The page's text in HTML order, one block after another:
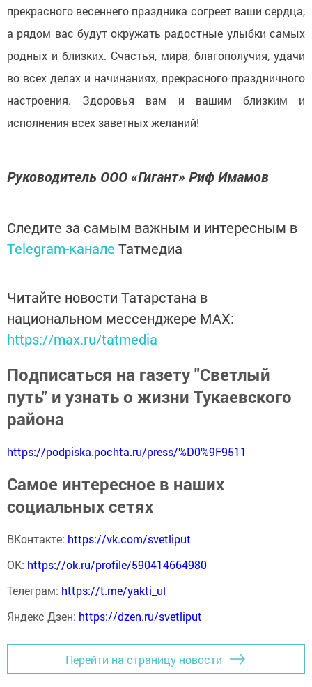
прекрасного весеннего праздника согреет ваши сердца,
а рядом вас будут окружать радостные улыбки самых
родных и близких. Счастья, мира, благополучия, удачи
во всех делах и начинаниях, прекрасного праздничного
настроения. Здоровья вам и вашим близким и
исполнения всех заветных желаний!
Руководитель ООО «Гигант» Риф Имамов
Следите за самым важным и интересным в
Telegram-канале Татмедиа
Читайте новости Татарстана в
национальном мессенджере MАХ:
https://max.ru/tatmedia
Подписаться на газету "Светлый
путь" и узнать о жизни Тукаевского
района
https://podpiska.pochta.ru/press/%D0%9F9511
Самое интересное в наших
социальных сетях
ВКонтакте: https://vk.com/svetliput
ОК: https://ok.ru/profile/590414664980
Телеграм: https://t.me/yakti_ul
Яндекс Дзен: https://dzen.ru/svetliput
Перейти на страницу новости